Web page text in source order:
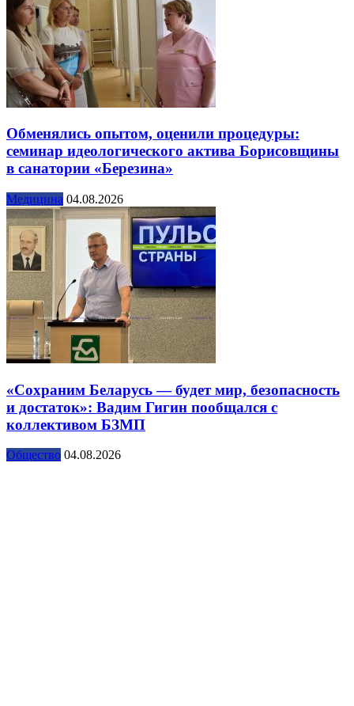
Обменялись опытом, оценили процедуры:
семинар идеологического актива Борисовщины
в санатории «Березина»
Медицина 04.08.2026
«Сохраним Беларусь — будет мир, безопасность
и достаток»: Вадим Гигин пообщался с
коллективом БЗМП
Общество 04.08.2026